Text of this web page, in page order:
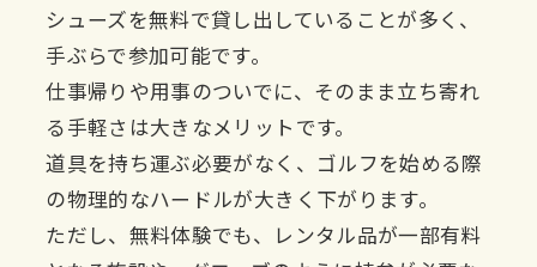
シューズを無料で貸し出していることが多く、
手ぶらで参加可能です。
仕事帰りや用事のついでに、そのまま立ち寄れ
る手軽さは大きなメリットです。
道具を持ち運ぶ必要がなく、ゴルフを始める際
の物理的なハードルが大きく下がります。
ただし、無料体験でも、レンタル品が一部有料